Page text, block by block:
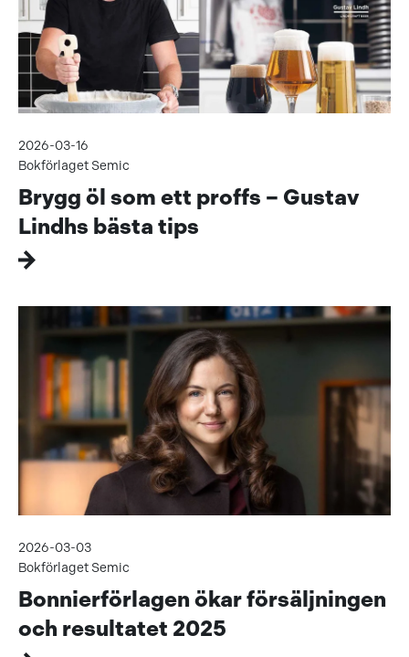
2026-03-16
Bokförlaget Semic
Brygg öl som ett proffs – Gustav
Lindhs bästa tips
2026-03-03
Bokförlaget Semic
Bonnierförlagen ökar försäljningen
och resultatet 2025